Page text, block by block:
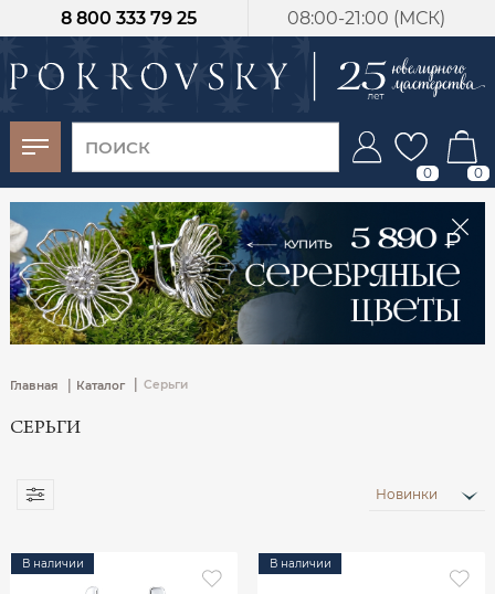
08:00-21:00 (МСК)
8 800 333 79 25
0 0
Главная | Каталог Серьги
СЕРЬГИ
Новинки
В наличии В наличии
-30%
от 15 дней с
момента оплаты